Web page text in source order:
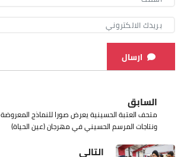
ارسال
السابق
متحف العتبة الحسينية يعرض صورا للنماذج المعروضة
ونتاجات المرسم الحسيني في مهرجان (عين الحياة)
التالي